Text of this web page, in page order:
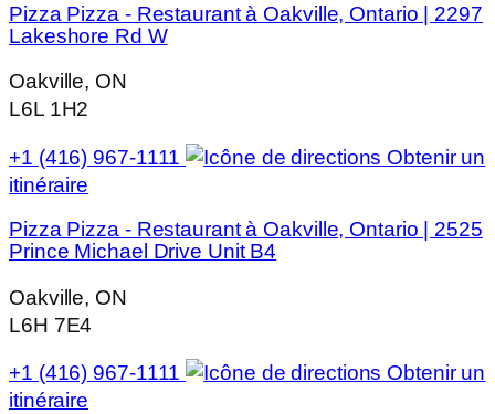
Pizza Pizza - Restaurant à Oakville, Ontario | 2297
Lakeshore Rd W
Oakville, ON
L6L 1H2
+1 (416) 967-1111
Obtenir un
itinéraire
Pizza Pizza - Restaurant à Oakville, Ontario | 2525
Prince Michael Drive Unit B4
Oakville, ON
L6H 7E4
+1 (416) 967-1111
Obtenir un
itinéraire